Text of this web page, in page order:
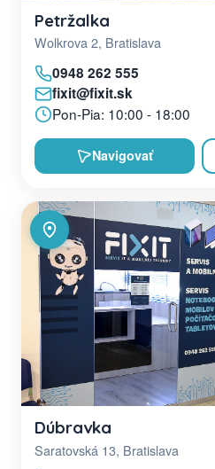
Petržalka
Wolkrova 2, Bratislava
0948 262 555
fixit@fixit.sk
Pon-Pia: 10:00 - 18:00
Navigovať
Dúbravka
Saratovská 13, Bratislava